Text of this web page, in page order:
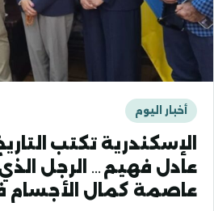
أخبار اليوم
الإسكندرية تكتب
عادل فهيم… الرجل
عاصمة كمال الأجسام